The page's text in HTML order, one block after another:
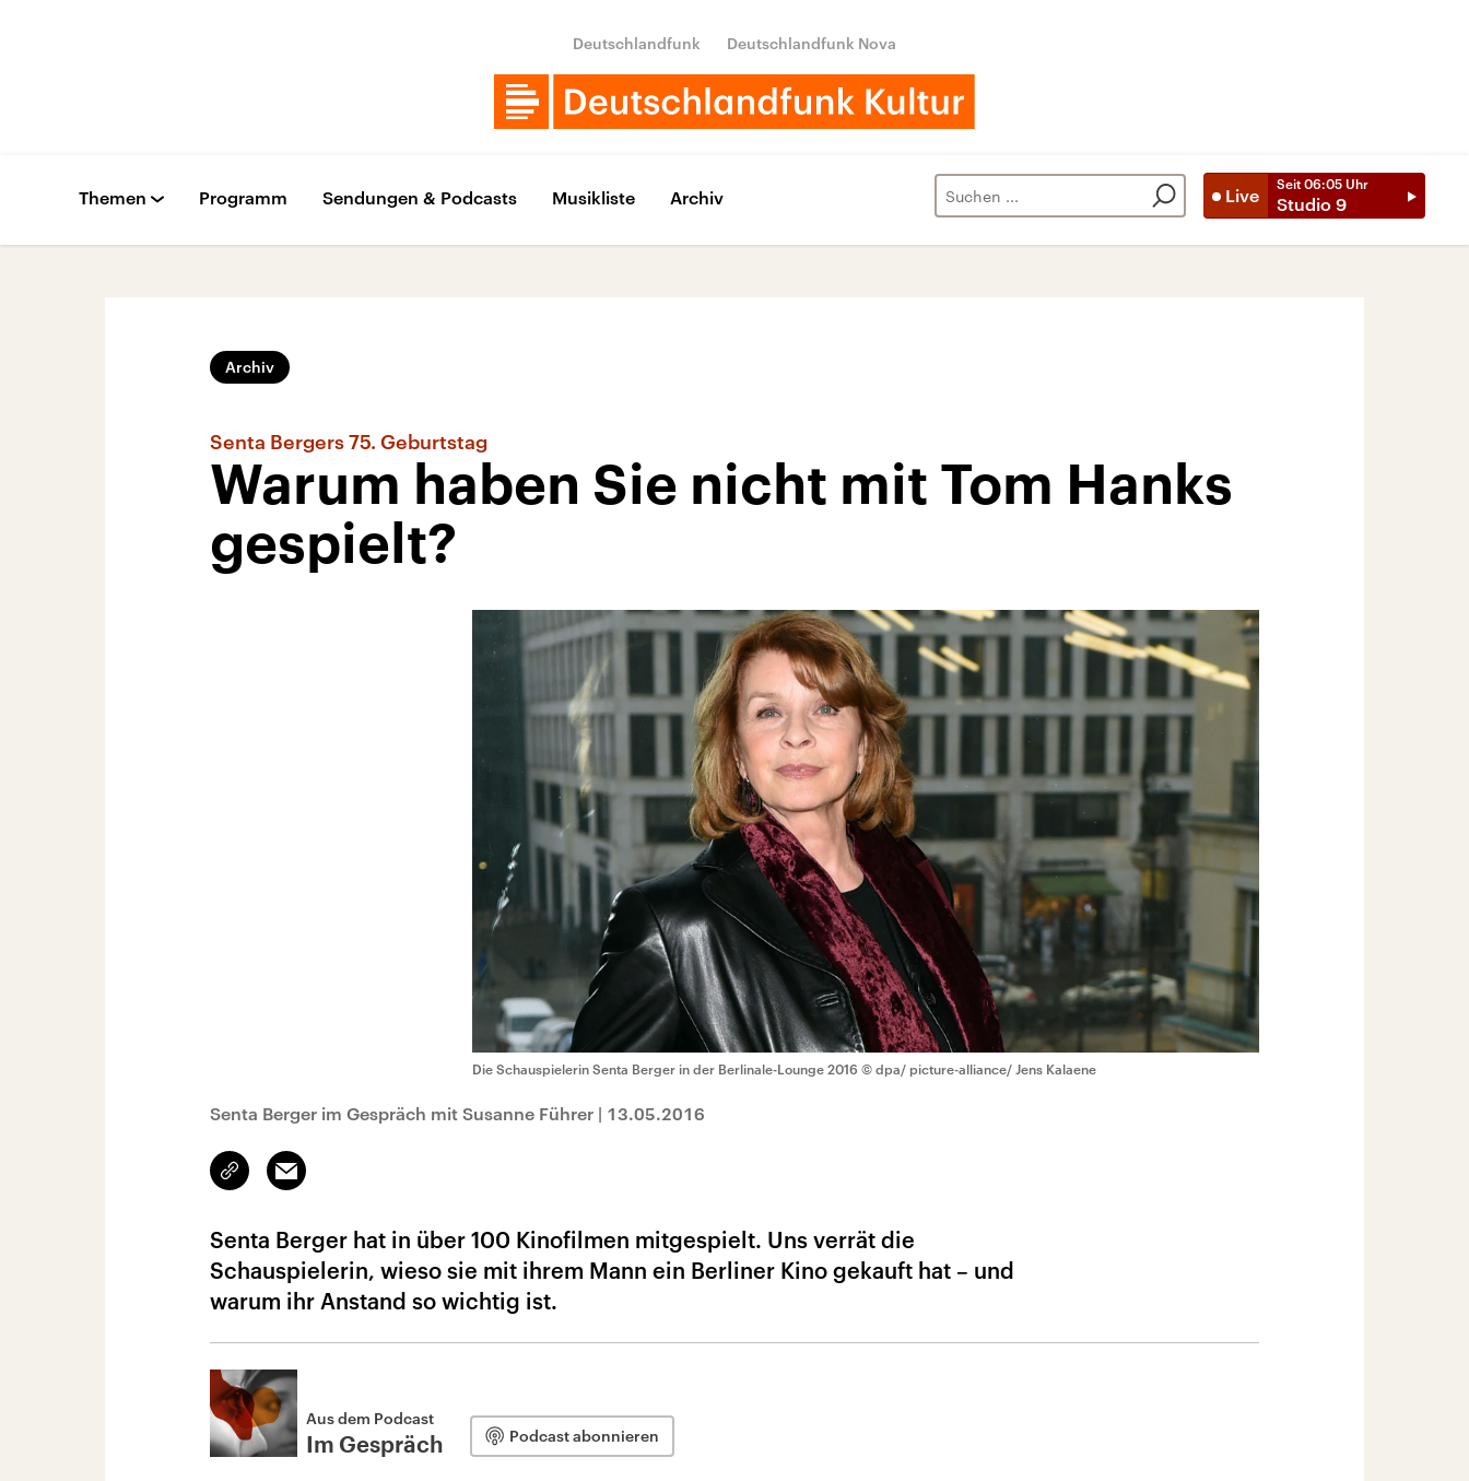
Deutschlandfunk Deutschlandfunk Nova
Live
Seit 06:05 Uhr
Studio 9
Themen Programm Sendungen & Podcasts Musikliste Archiv
Archiv
Senta Bergers 75. Geburtstag
Warum haben Sie nicht mit Tom Hanks
gespielt?
Die Schauspielerin Senta Berger in der Berlinale-Lounge 2016 © dpa/ picture-alliance/ Jens Kalaene
Senta Berger im Gespräch mit Susanne Führer | 13.05.2016
Link
kopieren/teilen
Email
Senta Berger hat in über 100 Kinofilmen mitgespielt. Uns verrät die
Schauspielerin, wieso sie mit ihrem Mann ein Berliner Kino gekauft hat – und
warum ihr Anstand so wichtig ist.
Aus dem Podcast
Im Gespräch Podcast abonnieren